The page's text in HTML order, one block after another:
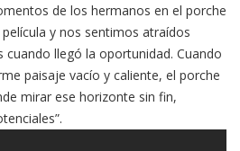
de los hermanos en el porche
y nos sentimos atraídos
llegó la oportunidad. Cuando
paisaje vacío y caliente, el porche
mirar ese horizonte sin fin,